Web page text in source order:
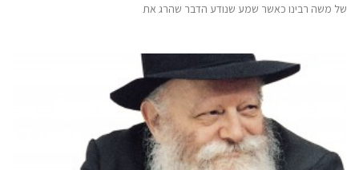
של משה רבינו כאשר שמע שנודע הדבר שהרג את